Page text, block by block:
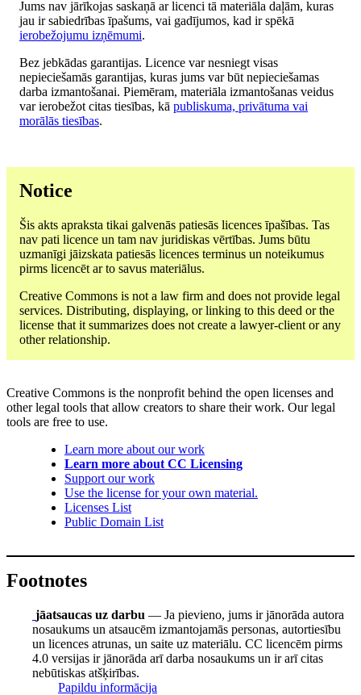
Jums nav jārīkojas saskaņā ar licenci tā materiāla daļām, kuras
jau ir sabiedrības īpašums, vai gadījumos, kad ir spēkā
ierobežojumu izņēmumi.
Bez jebkādas garantijas. Licence var nesniegt visas
nepieciešamās garantijas, kuras jums var būt nepieciešamas
darba izmantošanai. Piemēram, materiāla izmantošanas veidus
var ierobežot citas tiesības, kā publiskuma, privātuma vai
morālās tiesības.
Notice
Šis akts apraksta tikai galvenās patiesās licences īpašības. Tas
nav pati licence un tam nav juridiskas vērtības. Jums būtu
uzmanīgi jāizskata patiesās licences terminus un noteikumus
pirms licencēt ar to savus materiālus.
Creative Commons is not a law firm and does not provide legal
services. Distributing, displaying, or linking to this deed or the
license that it summarizes does not create a lawyer-client or any
other relationship.
Creative Commons is the nonprofit behind the open licenses and
other legal tools that allow creators to share their work. Our legal
tools are free to use.
Learn more about our work
Learn more about CC Licensing
Support our work
Use the license for your own material.
Licenses List
Public Domain List
Footnotes
jāatsaucas uz darbu — Ja pievieno, jums ir jānorāda autora
nosaukums un atsaucēm izmantojamās personas, autortiesību
un licences atrunas, un saite uz materiālu. CC licencēm pirms
4.0 versijas ir jānorāda arī darba nosaukums un ir arī citas
nebūtiskas atšķirības.
Papildu informācija